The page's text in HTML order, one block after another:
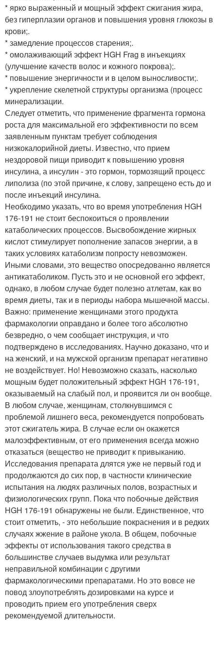
* ярко выраженный и мощный эффект сжигания жира,
без гиперплазии органов и повышения уровня глюкозы в
крови;.
* замедление процессов старения;.
* омолаживающий эффект HGH Frag в инъекциях
(улучшение качеств волос и кожного покрова);.
* повышение энергичности и в целом выносливости;.
* укрепление скелетной структуры организма (процесс
минерализации.
Следует отметить, что применение фрагмента гормона
роста для максимальной его эффективности по всем
заявленным пунктам требует соблюдения
низкокалорийной диеты. Известно, что прием
нездоровой пищи приводит к повышению уровня
инсулина, а инсулин - это гормон, тормозящий процесс
липолиза (по этой причине, к слову, запрещено есть до и
после инъекций инсулина.
Необходимо указать, что во время употребления HGH
176-191 не стоит беспокоиться о проявлении
катаболических процессов. Высвобождение жирных
кислот стимулирует пополнение запасов энергии, а в
таких условиях катаболизм попросту невозможен.
Иными словами, это вещество опосредованно является
антикатаболиком. Пусть это и не основной его эффект,
однако, в любом случае будет полезно атлетам, как во
время диеты, так и в периоды набора мышечной массы.
Важно: применение женщинами этого продукта
фармакологии оправдано и более того абсолютно
безвредно, о чем сообщает инструкция, и что
подтверждено в исследованиях. Научно доказано, что и
на женский, и на мужской организм препарат негативно
не воздействует. Но! Невозможно сказать, насколько
мощным будет положительный эффект HGH 176-191,
оказываемый на слабый пол, и проявится ли он вообще.
В любом случае, женщинам, столкнувшимся с
проблемой лишнего веса, рекомендуется попробовать
этот сжигатель жира. В случае если он окажется
малоэффективным, от его применения всегда можно
отказаться (вещество не приводит к привыканию.
Исследования препарата длятся уже не первый год и
продолжаются до сих пор, в частности клинические
испытания на людях различных полов, возрастных и
физиологических групп. Пока что побочные действия
HGH 176-191 обнаружены не были. Единственное, что
стоит отметить, - это небольшие покраснения и в редких
случаях жжение в районе укола. В общем, побочные
эффекты от использования такого средства в
большинстве случаев выдумка или результат
неправильной комбинации с другими
фармакологическими препаратами. Но это вовсе не
повод злоупотреблять дозировками на курсе и
проводить прием его употребления сверх
рекомендуемой длительности.